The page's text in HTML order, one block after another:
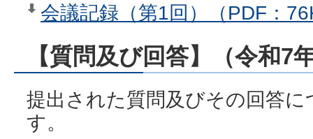
会議記録（第1回）（PDF：
【質問及び回答】（令和7
提出された質問及びその回答
す。